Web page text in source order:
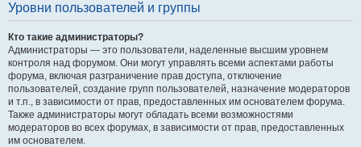
Уровни пользователей и группы
Кто такие администраторы?
Администраторы — это пользователи, наделенные высшим уровнем
контроля над форумом. Они могут управлять всеми аспектами работы
форума, включая разграничение прав доступа, отключение
пользователей, создание групп пользователей, назначение модераторов
и т.п., в зависимости от прав, предоставленных им основателем форума.
Также администраторы могут обладать всеми возможностями
модераторов во всех форумах, в зависимости от прав, предоставленных
им основателем.